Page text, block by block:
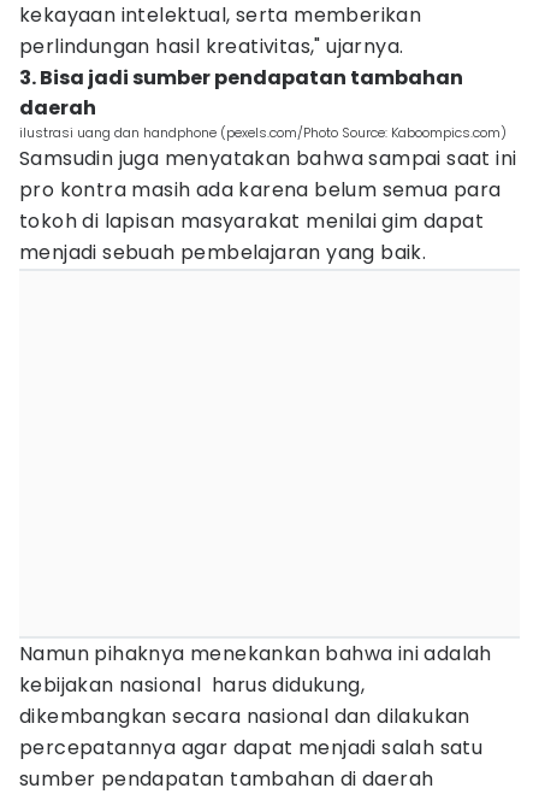
kekayaan intelektual, serta memberikan
perlindungan hasil kreativitas," ujarnya.
3. Bisa jadi sumber pendapatan tambahan
daerah
ilustrasi uang dan handphone (pexels.com/Photo Source: Kaboompics.com)
Samsudin juga menyatakan bahwa sampai saat ini
pro kontra masih ada karena belum semua para
tokoh di lapisan masyarakat menilai gim dapat
menjadi sebuah pembelajaran yang baik.
Namun pihaknya menekankan bahwa ini adalah
kebijakan nasional harus didukung,
dikembangkan secara nasional dan dilakukan
percepatannya agar dapat menjadi salah satu
sumber pendapatan tambahan di daerah